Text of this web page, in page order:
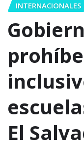
INTERNACIONALES
El